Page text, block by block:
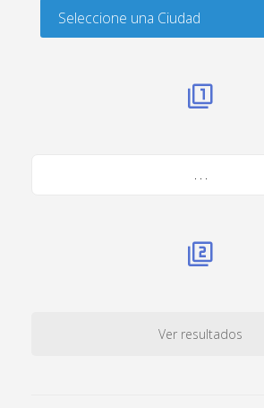
Ver resultados